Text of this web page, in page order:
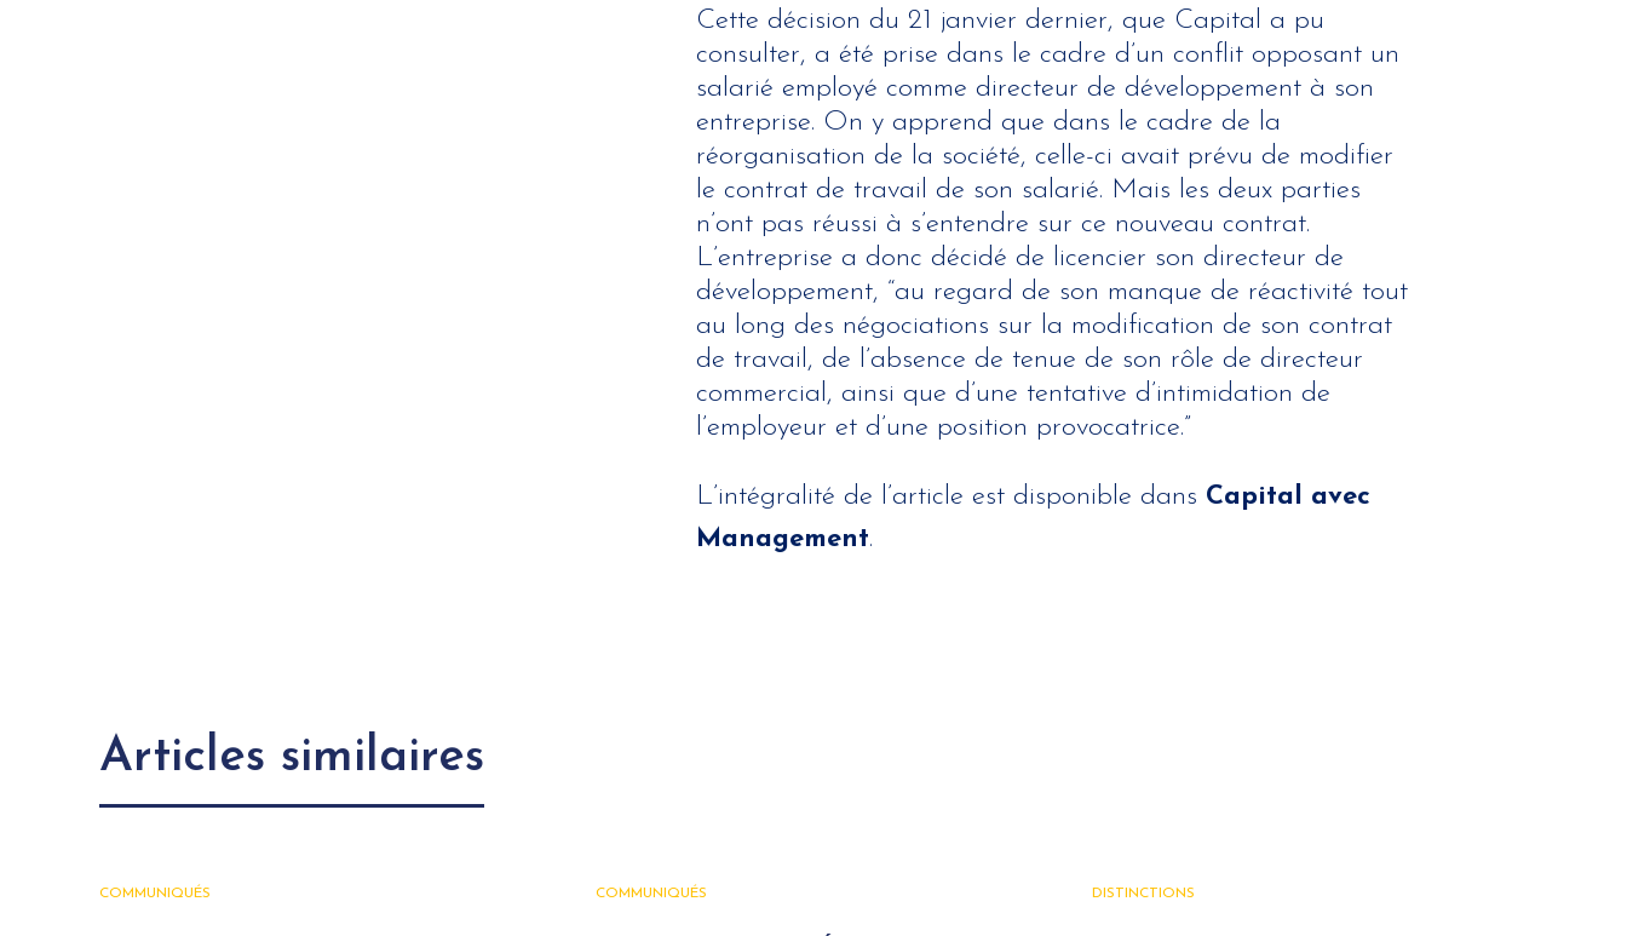
Cette décision du 21 janvier dernier, que Capital a pu
consulter, a été prise dans le cadre d’un conflit opposant un
salarié employé comme directeur de développement à son
entreprise. On y apprend que dans le cadre de la
réorganisation de la société, celle-ci avait prévu de modifier
le contrat de travail de son salarié. Mais les deux parties
n’ont pas réussi à s’entendre sur ce nouveau contrat.
L’entreprise a donc décidé de licencier son directeur de
développement, “au regard de son manque de réactivité tout
au long des négociations sur la modification de son contrat
de travail, de l’absence de tenue de son rôle de directeur
commercial, ainsi que d’une tentative d’intimidation de
l’employeur et d’une position provocatrice.”
L’intégralité de l’article est disponible dans Capital avec
Management.
Articles similaires
COMMUNIQUÉS COMMUNIQUÉS DISTINCTIONS